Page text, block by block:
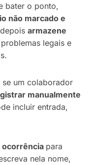
bater o ponto,
não marcado e
depoisarmazene
legais e
um colaborador
manualmente
incluir entrada,
ocorrência para
nela nome,